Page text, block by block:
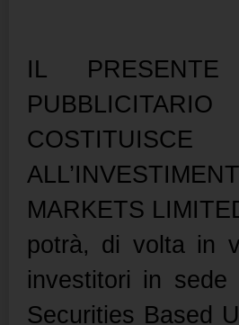
IL PRESENTE
MARKETS
potrà, di volta in
investitori in
Securities Based